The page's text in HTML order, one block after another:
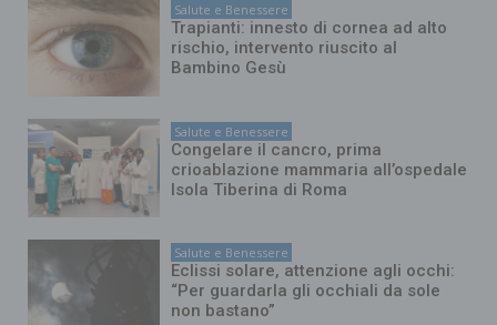
Salute e Benessere
Trapianti: innesto di cornea ad alto
rischio, intervento riuscito al
Bambino Gesù
Salute e Benessere
Congelare il cancro, prima
crioablazione mammaria all’ospedale
Isola Tiberina di Roma
Salute e Benessere
Eclissi solare, attenzione agli occhi:
“Per guardarla gli occhiali da sole
non bastano”